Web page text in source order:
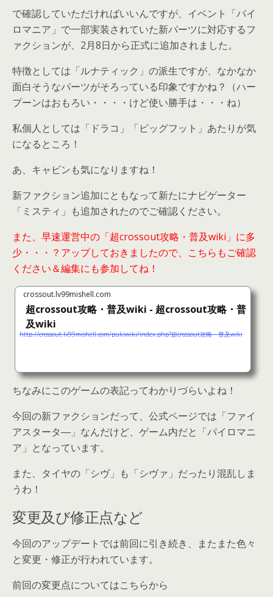
で確認していただければいいんですが、イベント「パイ
ロマニア」で一部実装されていた新パーツに対応するフ
ァクションが、2月8日から正式に追加されました。
特徴としては「ルナティック」の派生ですが、なかなか
面白そうなパーツがそろっている印象ですかね？（ハー
プーンはおもろい・・・・けど使い勝手は・・・ね）
私個人としては「ドラコ」「ビッグフット」あたりが気
になるところ！
あ、キャビンも気になりますね！
新ファクション追加にともなって新たにナビゲーター
「ミスティ」も追加されたのでご確認ください。
また、早速運営中の「超crossout攻略・普及wiki」に多
少・・・？アップしておきましたので、こちらもご確認
ください＆編集にも参加してね！
crossout.lv99mishell.com
超crossout攻略・普及wiki - 超crossout攻略・普
及wiki
http://crossout.lv99mishell.com/pukiwiki/index.php?超crossout攻略・普及wiki
ちなみにこのゲームの表記ってわかりづらいよね！
今回の新ファクションだって、公式ページでは「ファイ
アスタータ―」なんだけど、ゲーム内だと「パイロマニ
ア」となっています。
また、タイヤの「シヴ」も「シヴァ」だったり混乱しま
うわ！
変更及び修正点など
今回のアップデートでは前回に引き続き、またまた色々
と変更・修正が行われています。
前回の変更点についてはこちらから